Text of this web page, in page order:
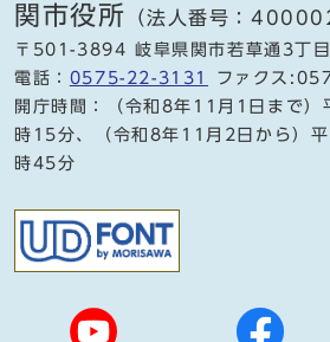
関市役所 （法人番号：
〒501-3894 岐阜県関市若草通3丁
電話： 0575-22-3131
ファクス
開庁時間：（令和8年11月1日まで
時15分、（令和8年11月2日から）
時45分